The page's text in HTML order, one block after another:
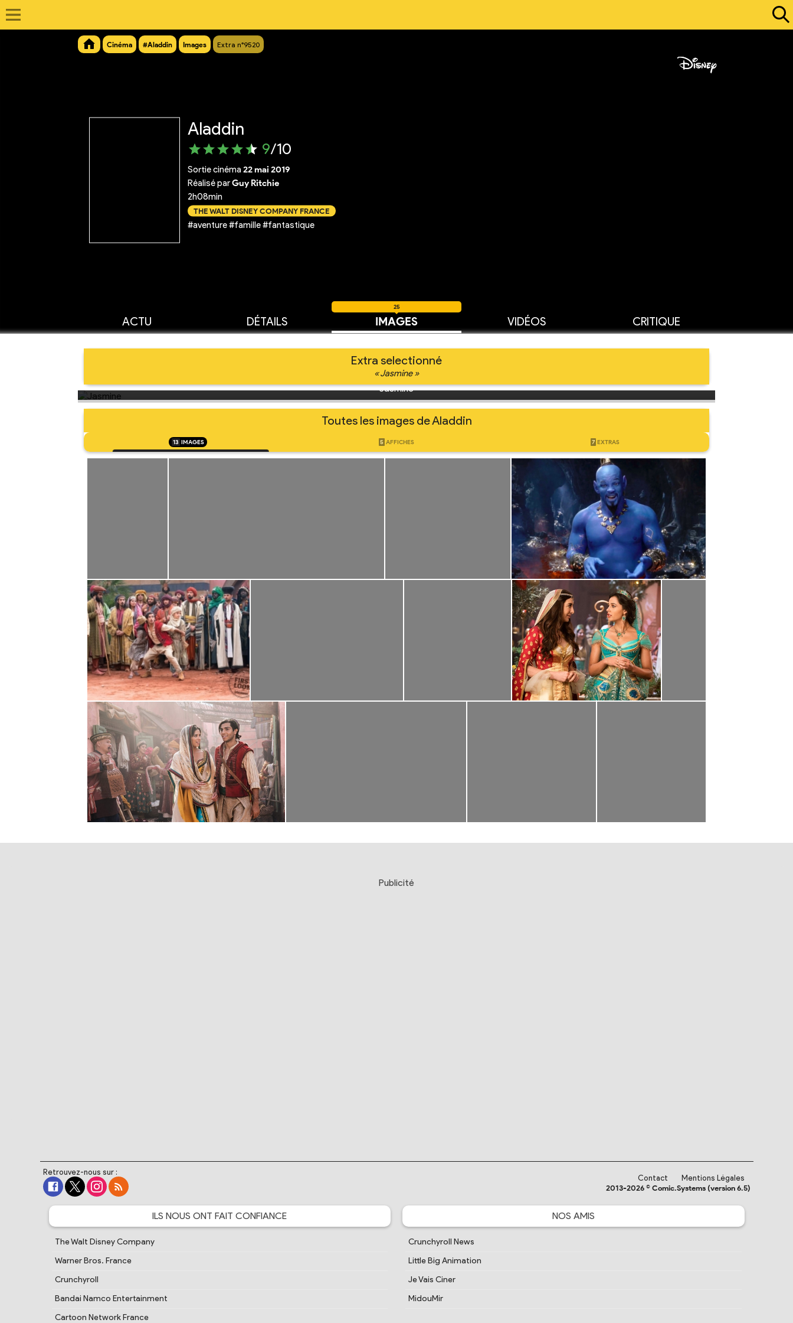
Cinéma #Aladdin Images Extra n°9520
Aladdin
9/10
Sortie cinéma 22 mai 2019
Réalisé parGuy Ritchie
2h08min
THE WALT DISNEY COMPANY FRANCE
#aventure #famille #fantastique
ACTU DÉTAILS IMAGES
25
VIDÉOS CRITIQUE
Extra selectionné
« Jasmine »
Jasmine
Toutes les images de Aladdin
13 IMAGES 5 AFFICHES 7 EXTRAS
Publicité
Retrouvez-nous sur :
Contact
Mentions Légales
2013-2026 © Comic.Systems (version 6.5)
ILS NOUS ONT FAIT CONFIANCE
The Walt Disney Company
Warner Bros. France
Crunchyroll
Bandai Namco Entertainment
Cartoon Network France
NOS AMIS
Crunchyroll News
Little Big Animation
Je Vais Ciner
MidouMir